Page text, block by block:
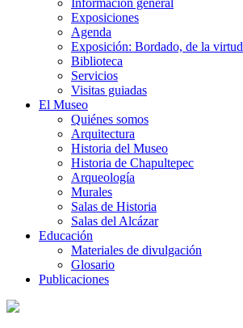
Información general
Exposiciones
Agenda
Exposición: Bordado, de la virtud
Biblioteca
Servicios
Visitas guiadas
El Museo
Quiénes somos
Arquitectura
Historia del Museo
Historia de Chapultepec
Arqueología
Murales
Salas de Historia
Salas del Alcázar
Educación
Materiales de divulgación
Glosario
Publicaciones